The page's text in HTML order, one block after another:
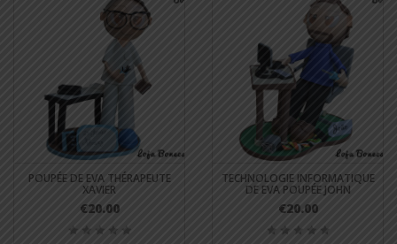
POUPÉE DE EVA THÉRAPEUTE
XAVIER
€20.00
TECHNOLOGIE INFORMATIQUE
DE EVA POUPÉE JOHN
€20.00